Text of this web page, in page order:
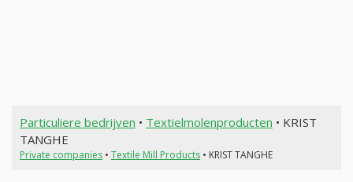
Particuliere bedrijven • Textielmolenproducten • KRIST
TANGHE
Private companies• Textile Mill Products• KRIST TANGHE